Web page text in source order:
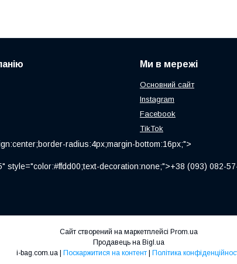
Ми в мережі
Основний сайт
Instagram
Facebook
TikTok
radius:4px;margin-bottom:16px;">
style="color:#ffdd00;text-decoration:none;">+38 (093)
Сайт створений на маркетплейсі Prom.ua
Продавець на Bigl.ua
Поскаржитися на контент Політика